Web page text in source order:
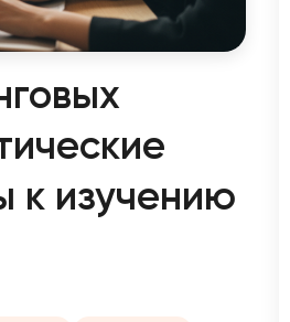
к изучению